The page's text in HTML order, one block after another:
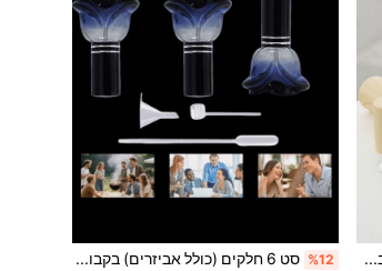
סט 9 חלקים (כולל אביזרים), 5 בקבוקי גלגול שמן אתרי 10 מ"ל, עיצוב ייחודי של טקסטורת עץ מלאכותית, 2 טפטפות, 2 משפכים, בקבוקי שמן אתרי ניידים למסעות, עם כדורי פלדה, בקבוקי חלוקה, ערכת מיכל קוסמטי למילוי, בקבוק טפטפה, בקבוק עם טפטפה
%12 סט 6 חלקים (כולל אביזרים) בקבוקי תרסיס בושם בצבעי מעבר, בקבוקי דגימה, בקבוקי בושם מזכוכית בצורת ורד יוקרתיים, ראשי תרסיס מאלומיניום מצופים חשמלית, בקבוקי זכוכית ריקים, בקבוקי תרסיס, מתנות לחתונה. כלים ואביזרים, בקבוקי העברה, ערכת מיכלים קוסמטיים ניתנים למילוי.